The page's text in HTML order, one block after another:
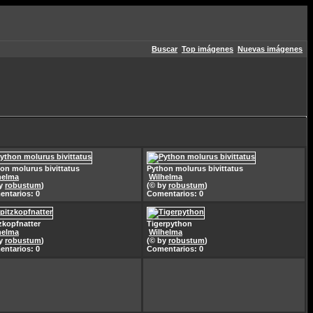
Buscar Top imágenes Nuevas imágenes
molurus bivittatus
robustum)
0
Python molurus bivittatus
Wilhelma
(© by robustum)
Comentarios: 0
robustum)
0
Tigerpython
Wilhelma
(© by robustum)
Comentarios: 0